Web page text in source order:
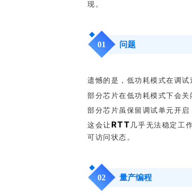
现。
01 问题
遗憾的是，低功耗模式在调
部分芯片在低功耗模式下会
部分芯片虽保留调试单元开
这会让 RTT 几乎无法稳定工
可访问状态。
02 量产编程